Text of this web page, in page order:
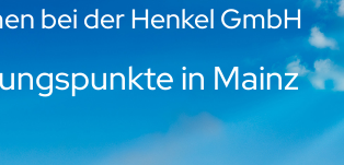
bei der Henkel GmbH
in Mainz